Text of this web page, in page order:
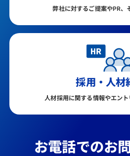
弊社に対するご提案やPR、
採用・人材
人材採用に関する情報やエン
お電話でのお